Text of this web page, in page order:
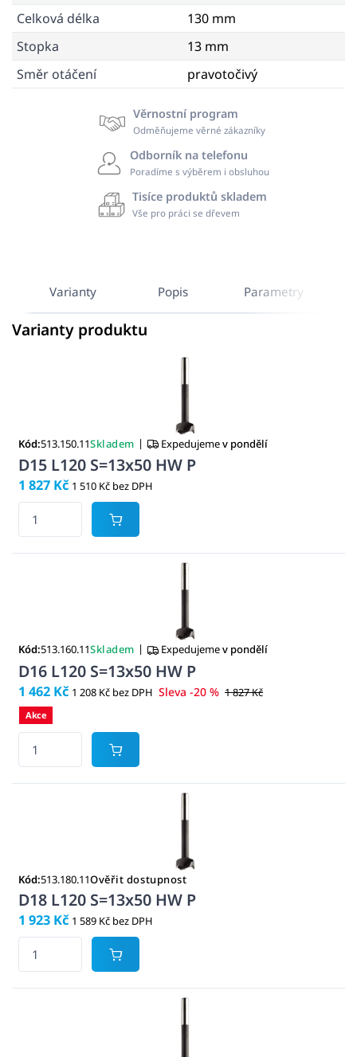
Celková délka
130 mm
Stopka
13 mm
Směr otáčení
pravotočivý
Věrnostní program
Odměňujeme věrné zákazníky
Odborník na telefonu
Poradíme s výběrem i obsluhou
Tisíce produktů skladem
Vše pro práci se dřevem
Varianty Popis Parametry
Varianty produktu
Kód:513.150.11Skladem | Expedujemev pondělí
D15 L120 S=13x50 HW P
1 827 Kč 1 510 Kč bez DPH
Kód:513.160.11Skladem | Expedujemev pondělí
D16 L120 S=13x50 HW P
1 462 Kč 1 208 Kč bez DPH Sleva -20 % 1 827 Kč
Akce
Kód:513.180.11Ověřit dostupnost
D18 L120 S=13x50 HW P
1 923 Kč 1 589 Kč bez DPH